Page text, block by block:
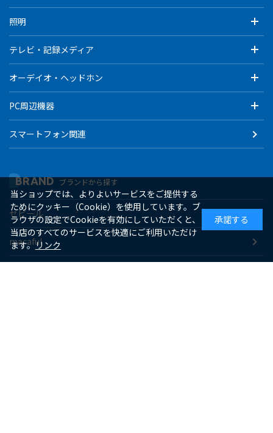
照明
テレビ・記録メディア
オーデイオ・ヘッドホン
PC周辺機器
スマートフォン関連
BRAND ブランドから探す
ゼピール
macaful
当ショップでは、よりよいサービスをご提供する
ためにクッキー（Cookie）を使用しています。ブ
ラウザの設定でCookieを有効にしていただくと、
当店のすべてのサービスを快適にご利用いただけ
ます。リンク
承諾する